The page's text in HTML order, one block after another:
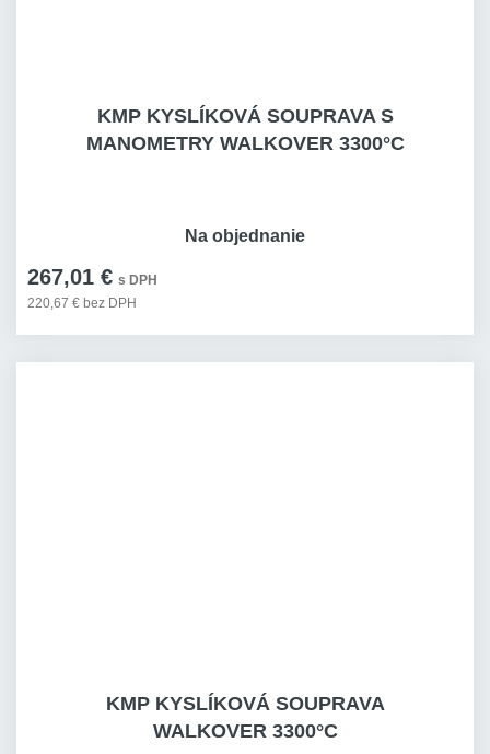
KMP KYSLÍKOVÁ SOUPRAVA S
MANOMETRY WALKOVER 3300°C
267,01 € s DPH
220,67 € bez DPH
Na objednanie
KMP KYSLÍKOVÁ SOUPRAVA
WALKOVER 3300°C